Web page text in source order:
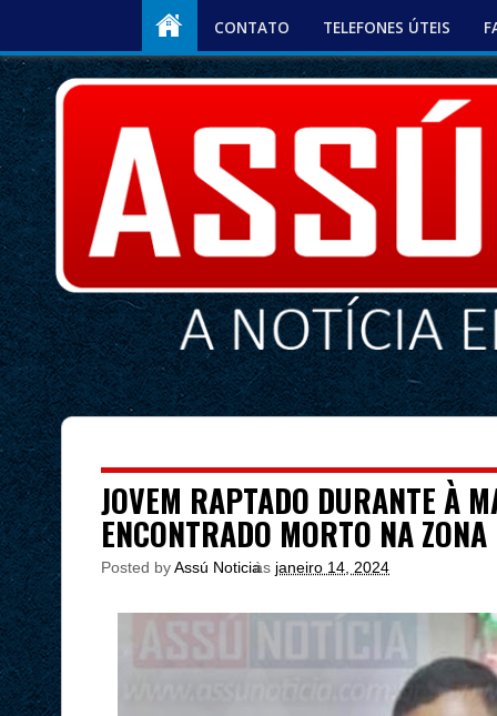
CONTATO TELEFONES ÚTEIS
JOVEM RAPTADO DURANTE À
ENCONTRADO MORTO NA
Posted byAssú Noticia
às janeiro 14, 2024